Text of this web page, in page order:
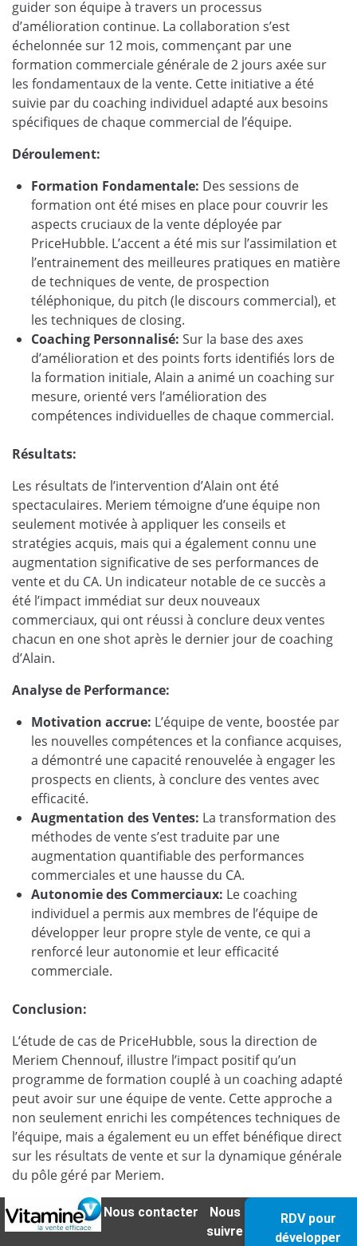
guider son équipe à travers un processus
d’amélioration continue. La collaboration s’est
échelonnée sur 12 mois, commençant par une
formation commerciale générale de 2 jours axée sur
les fondamentaux de la vente. Cette initiative a été
suivie par du coaching individuel adapté aux besoins
spécifiques de chaque commercial de l’équipe.
Déroulement:
Formation Fondamentale: Des sessions de
formation ont été mises en place pour couvrir les
aspects cruciaux de la vente déployée par
PriceHubble. L’accent a été mis sur l’assimilation et
l’entrainement des meilleures pratiques en matière
de techniques de vente, de prospection
téléphonique, du pitch (le discours commercial), et
les techniques de closing.
Coaching Personnalisé: Sur la base des axes
d’amélioration et des points forts identifiés lors de
la formation initiale, Alain a animé un coaching sur
mesure, orienté vers l’amélioration des
compétences individuelles de chaque commercial.
Résultats:
Les résultats de l’intervention d’Alain ont été
spectaculaires. Meriem témoigne d’une équipe non
seulement motivée à appliquer les conseils et
stratégies acquis, mais qui a également connu une
augmentation significative de ses performances de
vente et du CA. Un indicateur notable de ce succès a
été l’impact immédiat sur deux nouveaux
commerciaux, qui ont réussi à conclure deux ventes
chacun en one shot après le dernier jour de coaching
d’Alain.
Analyse de Performance:
Motivation accrue: L’équipe de vente, boostée par
les nouvelles compétences et la confiance acquises,
a démontré une capacité renouvelée à engager les
prospects en clients, à conclure des ventes avec
efficacité.
Augmentation des Ventes: La transformation des
méthodes de vente s’est traduite par une
augmentation quantifiable des performances
commerciales et une hausse du CA.
Autonomie des Commerciaux: Le coaching
individuel a permis aux membres de l’équipe de
développer leur propre style de vente, ce qui a
renforcé leur autonomie et leur efficacité
commerciale.
Conclusion:
L’étude de cas de PriceHubble, sous la direction de
Meriem Chennouf, illustre l’impact positif qu’un
programme de formation couplé à un coaching adapté
peut avoir sur une équipe de vente. Cette approche a
non seulement enrichi les compétences techniques de
l’équipe, mais a également eu un effet bénéfique direct
sur les résultats de vente et sur la dynamique générale
du pôle géré par Meriem.
Nous contacter
Nous
suivre
RDV pour
développer